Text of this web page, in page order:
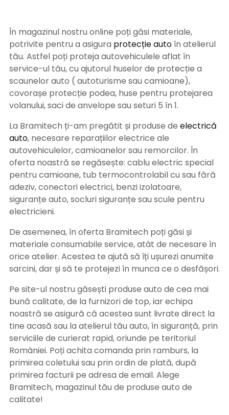
În magazinul nostru online poți găsi materiale,
potrivite pentru a asigura protecție autoîn atelierul
tău. Astfel poți proteja autovehiculele aflat în
service-ul tău, cu ajutorul huselor de protecție a
scaunelor auto ( autoturisme sau camioane),
covorașe protecție podea, huse pentru protejarea
volanului, saci de anvelope sau seturi 5 în 1.
La Bramitech ți-am pregătit și produse de electrică
auto, necesare reparațiilor electrice ale
autovehiculelor, camioanelor sau remorcilor. În
oferta noastră se regăsește: cablu electric special
pentru camioane, tub termocontrolabil cu sau fără
adeziv, conectori electrici, benzi izolatoare,
siguranțe auto, socluri siguranțe sau scule pentru
electricieni.
De asemenea, în oferta Bramitech poți găsi și
materiale consumabile service, atât de necesare în
orice atelier. Acestea te ajută să îți ușurezi anumite
sarcini, dar și să te protejezi în munca ce o desfășori.
Pe site-ul nostru găsești produse auto de cea mai
bună calitate, de la furnizori de top, iar echipa
noastră se asigură că acestea sunt livrate direct la
tine acasă sau la atelierul tău auto, în siguranță, prin
serviciile de curierat rapid, oriunde pe teritoriul
României. Poți achita comanda prin ramburs, la
primirea coletului sau prin ordin de plată, după
primirea facturii pe adresa de email. Alege
Bramitech, magazinul tău de produse auto de
calitate!